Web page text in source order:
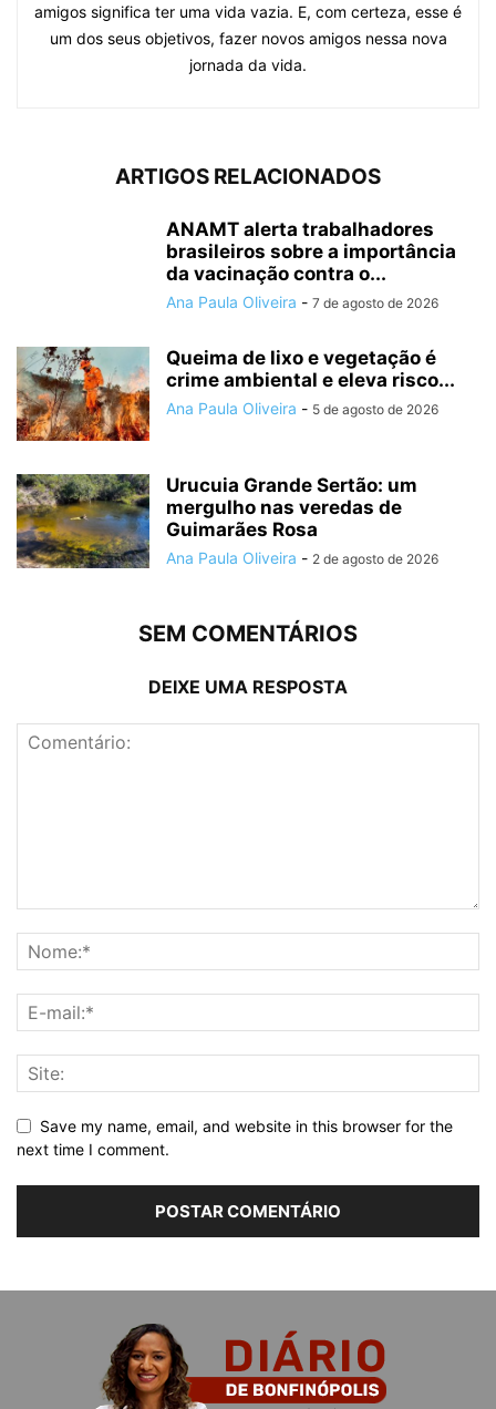
amigos significa ter uma vida vazia. E, com certeza, esse é
um dos seus objetivos, fazer novos amigos nessa nova
jornada da vida.
ARTIGOS RELACIONADOS
ANAMT alerta trabalhadores
brasileiros sobre a importância
da vacinação contra o...
Ana Paula Oliveira - 7 de agosto de 2026
Queima de lixo e vegetação é
crime ambiental e eleva risco...
Ana Paula Oliveira - 5 de agosto de 2026
Urucuia Grande Sertão: um
mergulho nas veredas de
Guimarães Rosa
Ana Paula Oliveira - 2 de agosto de 2026
SEM COMENTÁRIOS
DEIXE UMA RESPOSTA
Save my name, email, and website in this browser for the
next time I comment.